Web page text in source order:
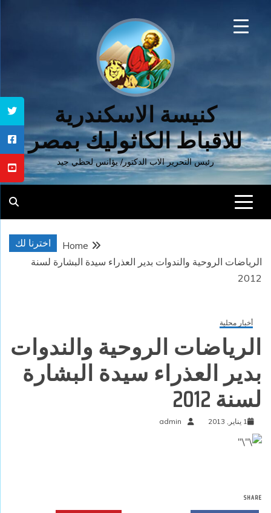
كنيسة الاسكندرية
للاقباط الكاثوليك بمصر
رئيس التحرير الاب الدكتور/ يؤانس لحظي جيد
اخترنا لك
Home
الرياضات الروحية والندوات بدير العذراء سيدة البشارة لسنة
2012
أخبار محلية
الرياضات الروحية والندوات
بدير العذراء سيدة البشارة
لسنة 2012
1 يناير, 2013 admin
SHARE